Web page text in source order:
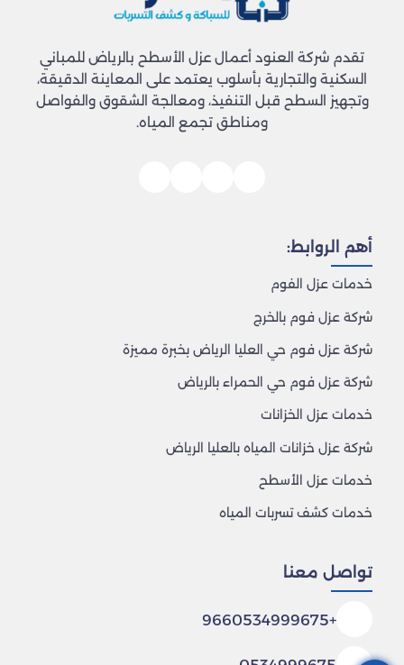
تقدم شركة العنود أعمال عزل الأسطح بالرياض للمباني
السكنية والتجارية بأسلوب يعتمد على المعاينة الدقيقة،
وتجهيز السطح قبل التنفيذ، ومعالجة الشقوق والفواصل
ومناطق تجمع المياه.
أهم الروابط:
خدمات عزل الفوم
شركة عزل فوم بالخرج
شركة عزل فوم حي العليا الرياض بخبرة مميزة
شركة عزل فوم حي الحمراء بالرياض
خدمات عزل الخزانات
شركة عزل خزانات المياه بالعليا الرياض
خدمات عزل الأسطح
خدمات كشف تسربات المياه
تواصل معنا
+9660534999675